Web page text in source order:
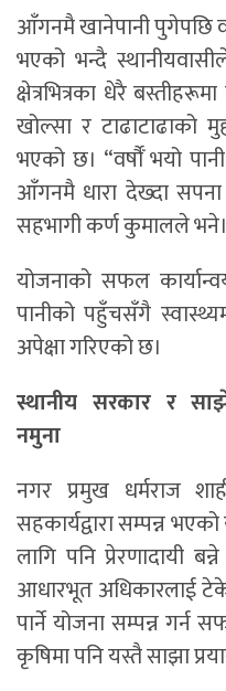
आँगनमै खानेपानी पुगेपछि
भएको भन्दै
क्षेत्रभित्रका धेरै
खोल्सा र टाढाटाढाको
भएको छ। “वर्षौँ भयो
आँगनमै धारा देख्दा सपना
सहभागी कर्ण कुमालले भने।
योजनाको सफल
पानीको पहुँचसँगै
अपेक्षा गरिएको छ।
स्थानीय सरकार र
नमुना
नगर प्रमुख धर्मराज
सहकार्यद्वारा सम्पन्न
लागि पनि प्रेरणादायी
आधारभूत अधिकारलाई
पार्ने योजना सम्पन्न गर्न
कृषिमा पनि यस्तै साझा